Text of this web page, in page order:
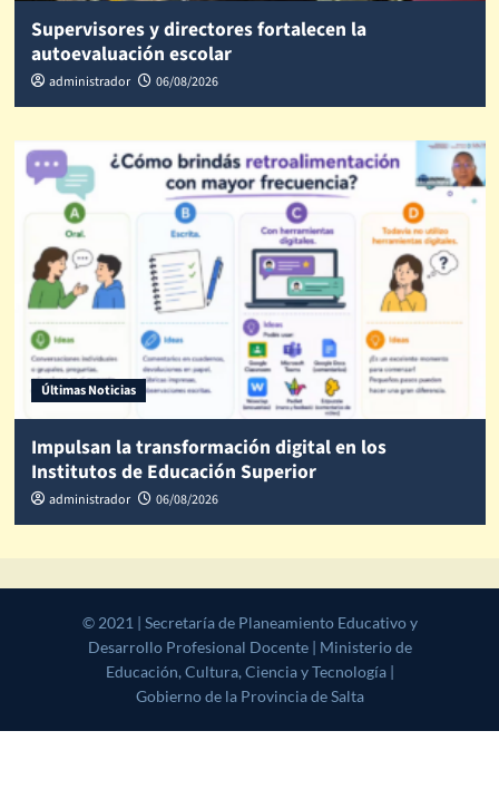
Supervisores y directores fortalecen la
autoevaluación escolar
administrador 06/08/2026
Últimas Noticias
Impulsan la transformación digital en los
Institutos de Educación Superior
administrador 06/08/2026
© 2021 | Secretaría de Planeamiento Educativo y Desarrollo
Profesional Docente | Ministerio de Educación, Cultura, Ciencia y
Tecnología | Gobierno de la Provincia de Salta|CoverNews
themes.